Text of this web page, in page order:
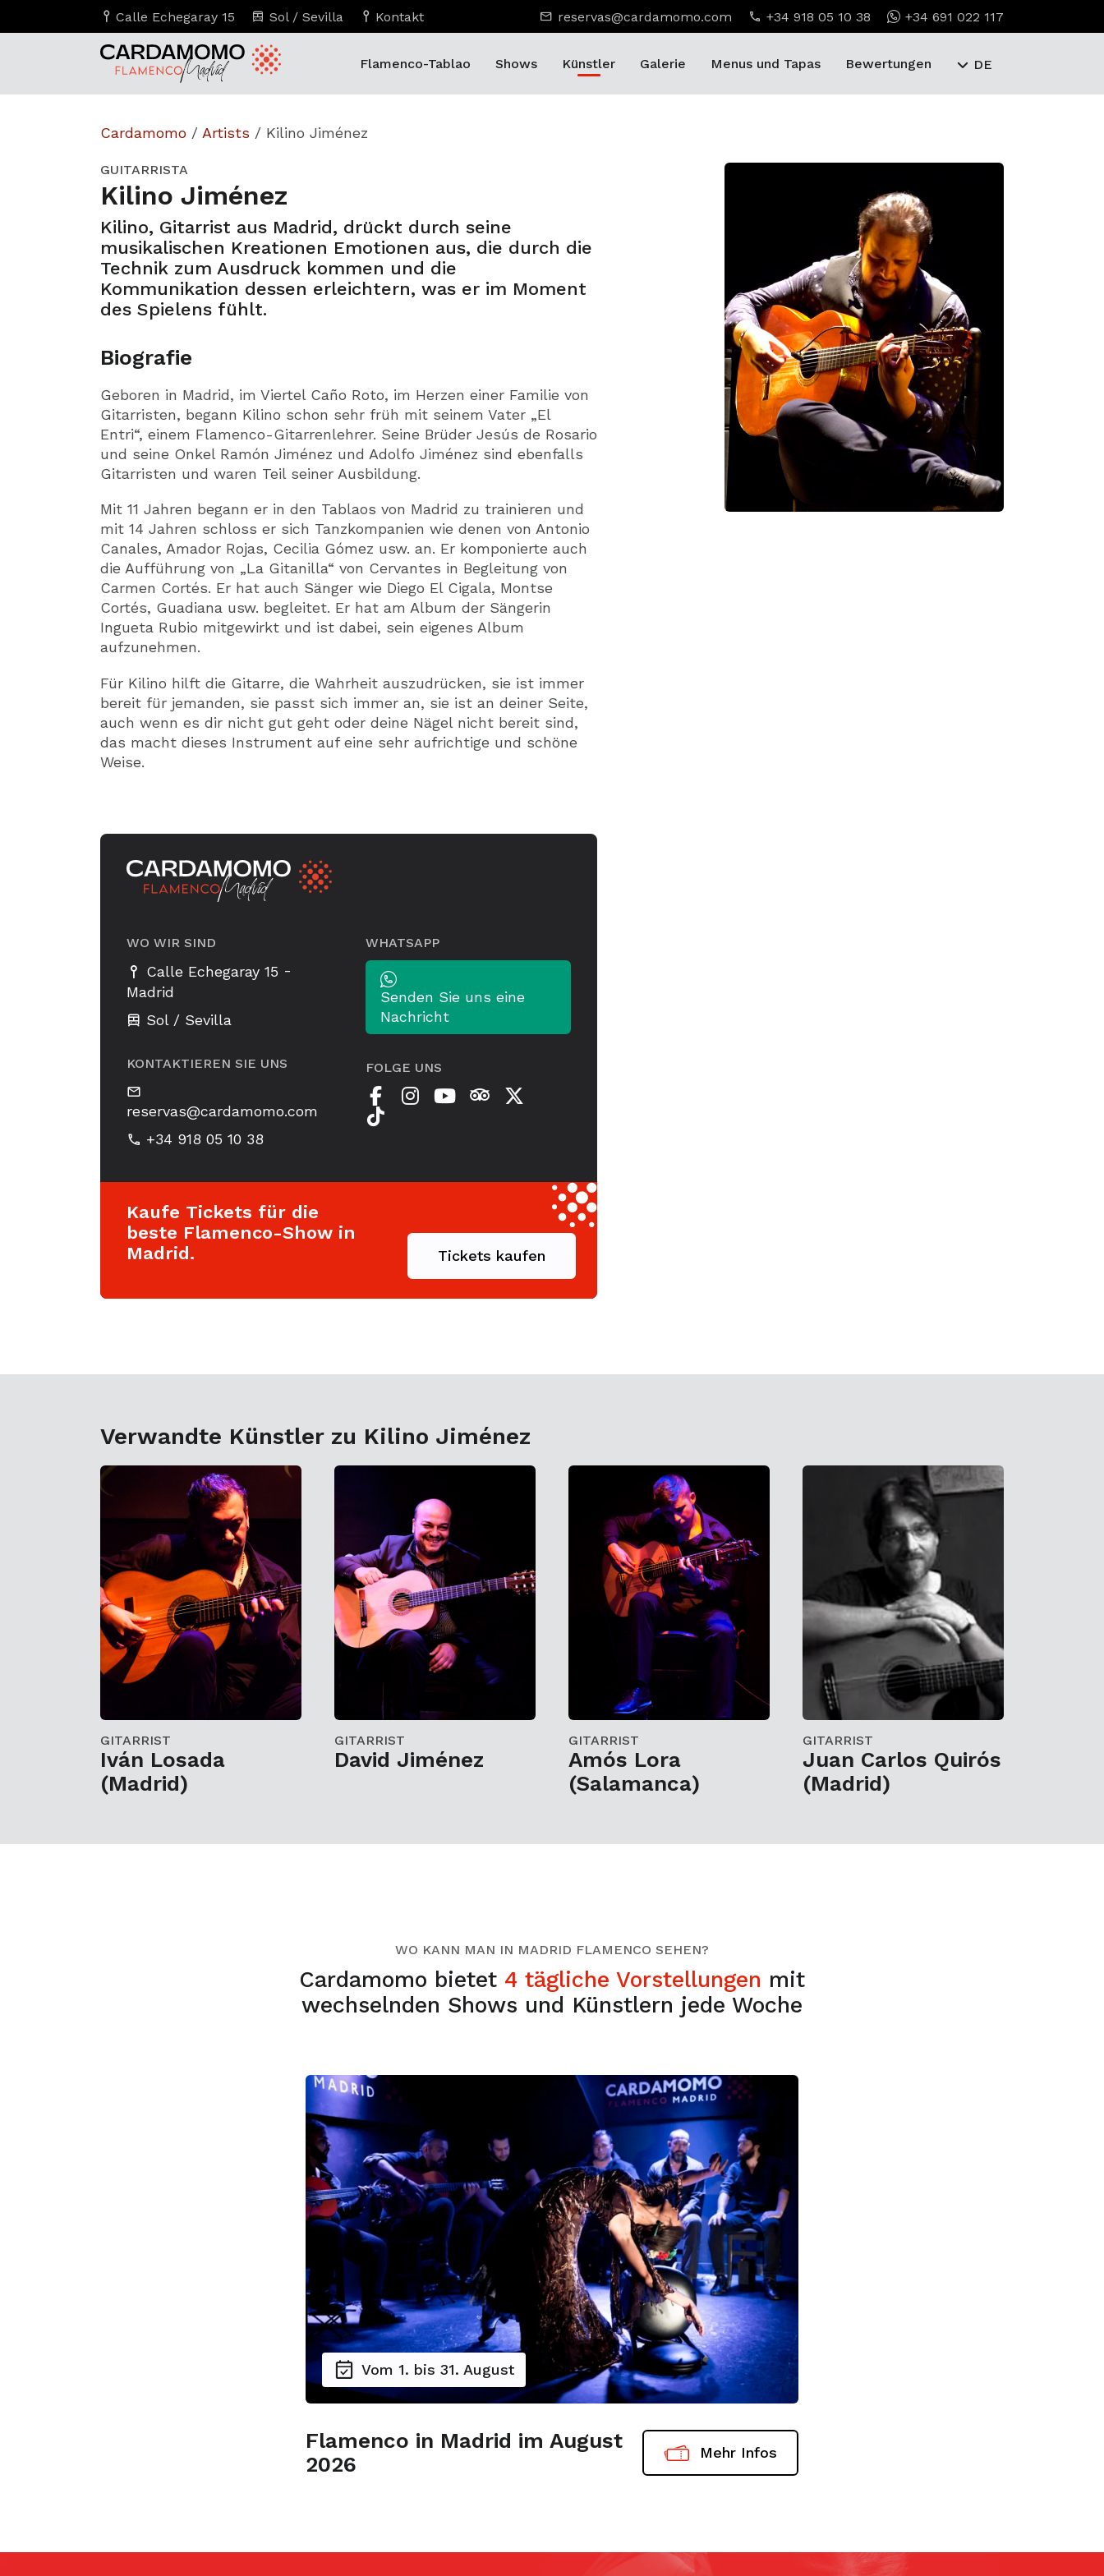
Calle Echegaray 15 Sol / Sevilla Kontakt reservas@cardamomo.com +34 918 05 10 38 +34 691 022 117
Flamenco-Tablao Shows Künstler Galerie Menus und Tapas Bewertungen DE
Cardamomo / Artists / Kilino Jiménez
GUITARRISTA
Kilino Jiménez
Kilino, Gitarrist aus Madrid, drückt durch seine
musikalischen Kreationen Emotionen aus, die durch die
Technik zum Ausdruck kommen und die
Kommunikation dessen erleichtern, was er im Moment
des Spielens fühlt.
Biografie
Geboren in Madrid, im Viertel Caño Roto, im Herzen einer Familie von
Gitarristen, begann Kilino schon sehr früh mit seinem Vater „El
Entri“, einem Flamenco-Gitarrenlehrer. Seine Brüder Jesús de Rosario
und seine Onkel Ramón Jiménez und Adolfo Jiménez sind ebenfalls
Gitarristen und waren Teil seiner Ausbildung.
Mit 11 Jahren begann er in den Tablaos von Madrid zu trainieren und
mit 14 Jahren schloss er sich Tanzkompanien wie denen von Antonio
Canales, Amador Rojas, Cecilia Gómez usw. an. Er komponierte auch
die Aufführung von „La Gitanilla“ von Cervantes in Begleitung von
Carmen Cortés. Er hat auch Sänger wie Diego El Cigala, Montse
Cortés, Guadiana usw. begleitet. Er hat am Album der Sängerin
Ingueta Rubio mitgewirkt und ist dabei, sein eigenes Album
aufzunehmen.
Für Kilino hilft die Gitarre, die Wahrheit auszudrücken, sie ist immer
bereit für jemanden, sie passt sich immer an, sie ist an deiner Seite,
auch wenn es dir nicht gut geht oder deine Nägel nicht bereit sind,
das macht dieses Instrument auf eine sehr aufrichtige und schöne
Weise.
WO WIR SIND
Calle Echegaray 15 -
Madrid
Sol / Sevilla
KONTAKTIEREN SIE UNS
reservas@cardamomo.com
+34 918 05 10 38
WHATSAPP
Senden Sie uns eine
Nachricht
FOLGE UNS
Kaufe Tickets für die
beste Flamenco-Show in
Madrid.
Tickets kaufen
Verwandte Künstler zu Kilino Jiménez
GITARRIST
Iván Losada
(Madrid)
GITARRIST
David Jiménez
GITARRIST
Amós Lora
(Salamanca)
GITARRIST
Juan Carlos Quirós
(Madrid)
WO KANN MAN IN MADRID FLAMENCO SEHEN?
Cardamomo bietet 4 tägliche Vorstellungen mit
wechselnden Shows und Künstlern jede Woche
Vom 1. bis 31. August
Flamenco in Madrid im August
2026
Mehr Infos